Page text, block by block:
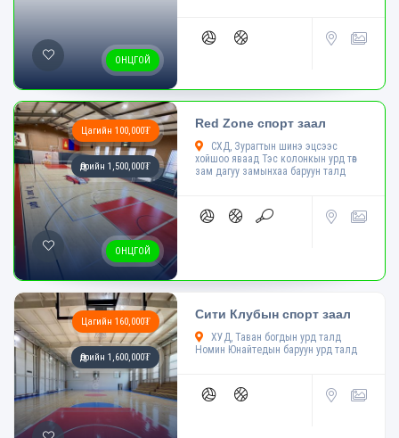
ОНЦГОЙ
Цагийн 100,000₮
ОНЦГОЙ
Өдрийн 1,500,000₮
Red Zone спорт заал
СХД, Зурагтын шинэ эцсээс
хойшоо яваад Тэс колонкын урд төв
зам дагуу замынхаа баруун талд
Цагийн 160,000₮
Өдрийн 1,600,000₮
Сити Клубын спорт заал
ХУД, Таван богдын урд талд
Номин Юнайтедын баруун урд талд